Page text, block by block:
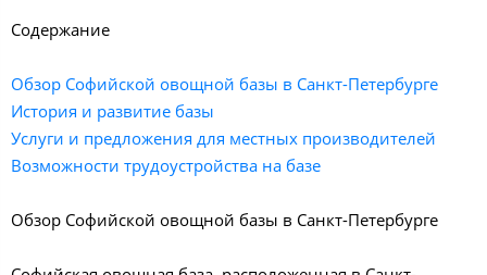
Содержание
Обзор Софийской овощной базы в Санкт-Петербурге
История и развитие базы
Услуги и предложения для местных производителей
Возможности трудоустройства на базе
Обзор Софийской овощной базы в Санкт-Петербурге